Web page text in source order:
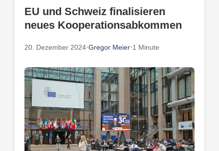
EU und Schweiz finalisieren
neues Kooperationsabkommen
20. Dezember 2024•Gregor Meier•1 Minute